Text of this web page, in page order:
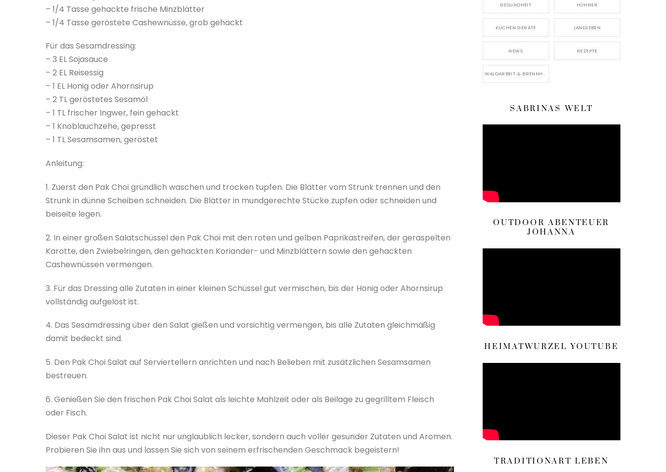
– 1/4 Tasse gehackte frische Minzblätter
– 1/4 Tasse geröstete Cashewnüsse, grob gehackt
Für das Sesamdressing:
– 3 EL Sojasauce
– 2 EL Reisessig
– 1 EL Honig oder Ahornsirup
– 2 TL geröstetes Sesamöl
– 1 TL frischer Ingwer, fein gehackt
– 1 Knoblauchzehe, gepresst
– 1 TL Sesamsamen, geröstet
Anleitung:
1. Zuerst den Pak Choi gründlich waschen und trocken tupfen. Die Blätter vom Strunk trennen und den
Strunk in dünne Scheiben schneiden. Die Blätter in mundgerechte Stücke zupfen oder schneiden und
beiseite legen.
2. In einer großen Salatschüssel den Pak Choi mit den roten und gelben Paprikastreifen, der geraspelten
Karotte, den Zwiebelringen, den gehackten Koriander- und Minzblättern sowie den gehackten
Cashewnüssen vermengen.
3. Für das Dressing alle Zutaten in einer kleinen Schüssel gut vermischen, bis der Honig oder Ahornsirup
vollständig aufgelöst ist.
4. Das Sesamdressing über den Salat gießen und vorsichtig vermengen, bis alle Zutaten gleichmäßig
damit bedeckt sind.
5. Den Pak Choi Salat auf Serviertellern anrichten und nach Belieben mit zusätzlichen Sesamsamen
bestreuen.
6. Genießen Sie den frischen Pak Choi Salat als leichte Mahlzeit oder als Beilage zu gegrilltem Fleisch
oder Fisch.
Dieser Pak Choi Salat ist nicht nur unglaublich lecker, sondern auch voller gesunder Zutaten und Aromen.
Probieren Sie ihn aus und lassen Sie sich von seinem erfrischenden Geschmack begeistern!
GESUNDHEIT HÜHNER
KÜCHEN GERÄTE LANDLEBEN
NEWS REZEPTE
WALDARBEIT & BRENNHOLZ
SABRINAS WELT
OUTDOOR ABENTEUER
JOHANNA
HEIMATWURZEL YOUTUBE
TRADITIONART LEBEN